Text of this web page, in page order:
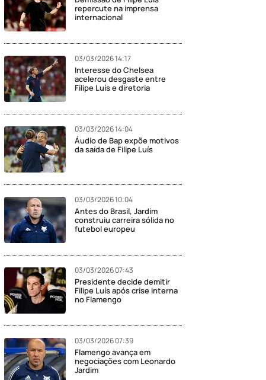
repercute na imprensa
internacional
03/03/2026 14:17
Interesse do Chelsea
acelerou desgaste entre
Filipe Luís e diretoria
03/03/2026 14:04
Áudio de Bap expõe motivos
da saída de Filipe Luís
03/03/2026 10:04
Antes do Brasil, Jardim
construiu carreira sólida no
futebol europeu
03/03/2026 07:43
Presidente decide demitir
Filipe Luís após crise interna
no Flamengo
03/03/2026 07:39
Flamengo avança em
negociações com Leonardo
Jardim